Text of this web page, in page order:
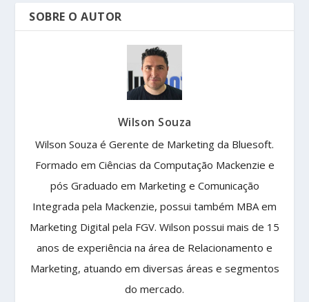
SOBRE O AUTOR
Wilson Souza
Wilson Souza é Gerente de Marketing da Bluesoft.
Formado em Ciências da Computação Mackenzie e
pós Graduado em Marketing e Comunicação
Integrada pela Mackenzie, possui também MBA em
Marketing Digital pela FGV. Wilson possui mais de 15
anos de experiência na área de Relacionamento e
Marketing, atuando em diversas áreas e segmentos
do mercado.